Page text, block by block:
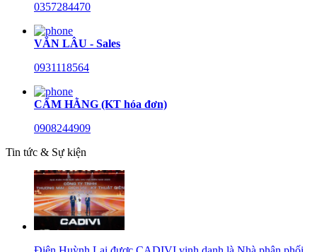
0357284470
VĂN LÂU - Sales
0931118564
CẨM HẰNG (KT hóa đơn)
0908244909
Tin tức & Sự kiện